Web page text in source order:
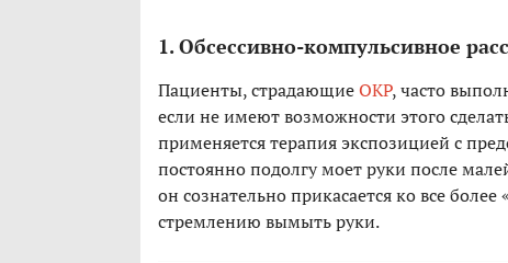
1. Обсессивно-компульсивное
Пациенты, страдающиеОКР, часто
если не имеют возможности этого
применяется терапия экспозицией с
постоянно подолгу моет руки после
он сознательно прикасается ко все
стремлению вымыть руки.